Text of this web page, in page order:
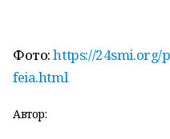
Фото:https://24smi.org/
feia.html
Автор: